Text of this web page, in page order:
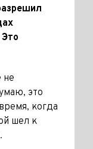
не
это
когда
шел к